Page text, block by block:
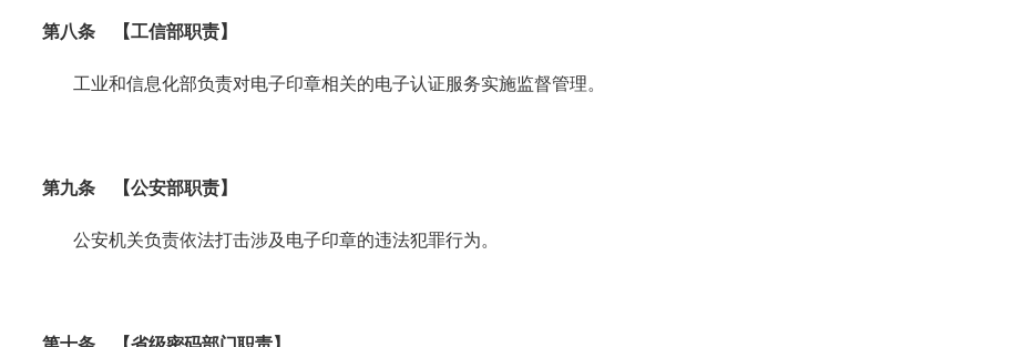
第八条 【工信部职责】
工业和信息化部负责对电子印章相关的电子认证服务实施监督管理。
第九条 【公安部职责】
公安机关负责依法打击涉及电子印章的违法犯罪行为。